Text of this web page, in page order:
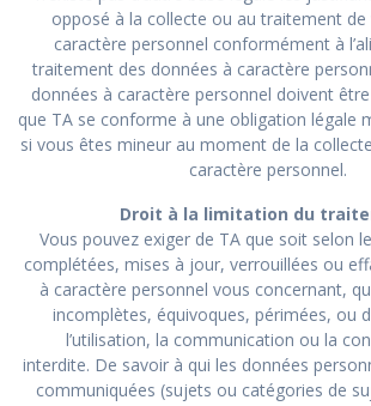
opposé à la collecte ou au traitement de
caractère personnel conformément à
traitement des données à caractère
données à caractère personnel doivent
que TA se conforme à une obligation légale
si vous êtes mineur au moment de la
caractère personnel.
Droit à la limitation du
Vous pouvez exiger de TA que soit selon
complétées, mises à jour, verrouillées ou
à caractère personnel vous concernant,
incomplètes, équivoques, périmées, ou
l’utilisation, la communication ou la
interdite. De savoir à qui les données
communiquées (sujets ou catégories de